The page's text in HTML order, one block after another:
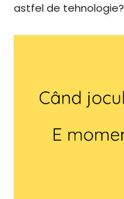
astfel de tehnologie?